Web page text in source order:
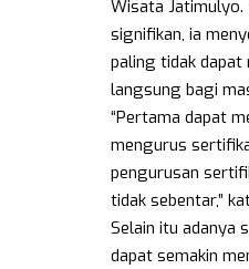
Wisata
signifikan, ia
paling tidak dapat
langsung bagi
“Pertama dapat
mengurus
pengurusan
tidak sebentar,”
Selain itu adanya
dapat semakin